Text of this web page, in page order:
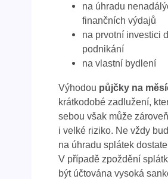
na úhradu
finančních výdajů
na prvotní investici
podnikání
na vlastní bydlení
Výhodou půjčky na
krátkodobé zadlužení,
sebou však může
i velké riziko. Ne vždy
na úhradu splátek
V případě zpoždění
být účtována vysoká